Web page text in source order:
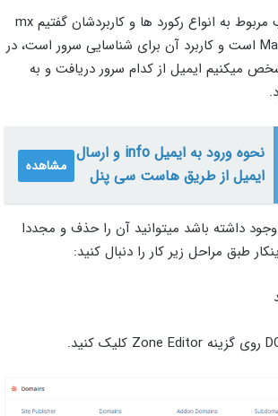
همانطور که در مطلب مربوط به انواع رکورد ها و کاربردشان گفتیم mx
مخفف Mail Exchanger است و کاربرد آن برای شناسایی سرور است، در
میکنیم ایمیل از کدام سرور دریافت و به
نحوه ورود به ایمیل info و ارسال
ایمیل از طریق هاست سی پنل
مشاهده
وجود داشته باشد میتوانید آن را حذف و مجددا
طبق مراحل زیر کار را دنبال کنید: